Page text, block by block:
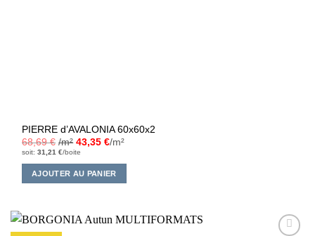
PIERRE d’AVALONIA 60x60x2
68,69€ /m² 43,35€/m²
soit:31,21€/boite
AJOUTER AU PANIER